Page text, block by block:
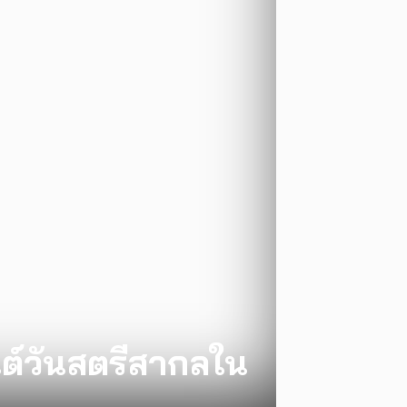
วันสตรีสากลใน